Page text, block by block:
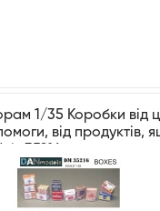
1/35 Коробки від
від продуктів,